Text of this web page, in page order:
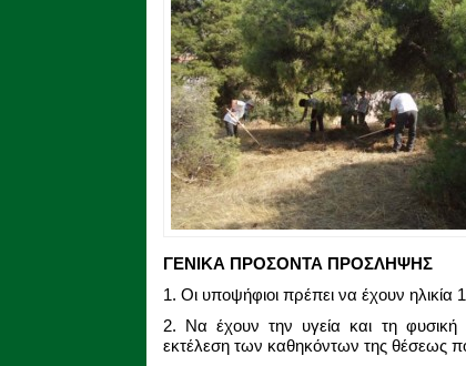
ΓΕΝΙΚΑ ΠΡΟΣΟΝΤΑ ΠΡΟΣΛΗΨΗΣ
1. Οι υποψήφιοι πρέπει να έχουν ηλικία
2. Να έχουν την υγεία και τη φυσική
εκτέλεση των καθηκόντων της θέσεως